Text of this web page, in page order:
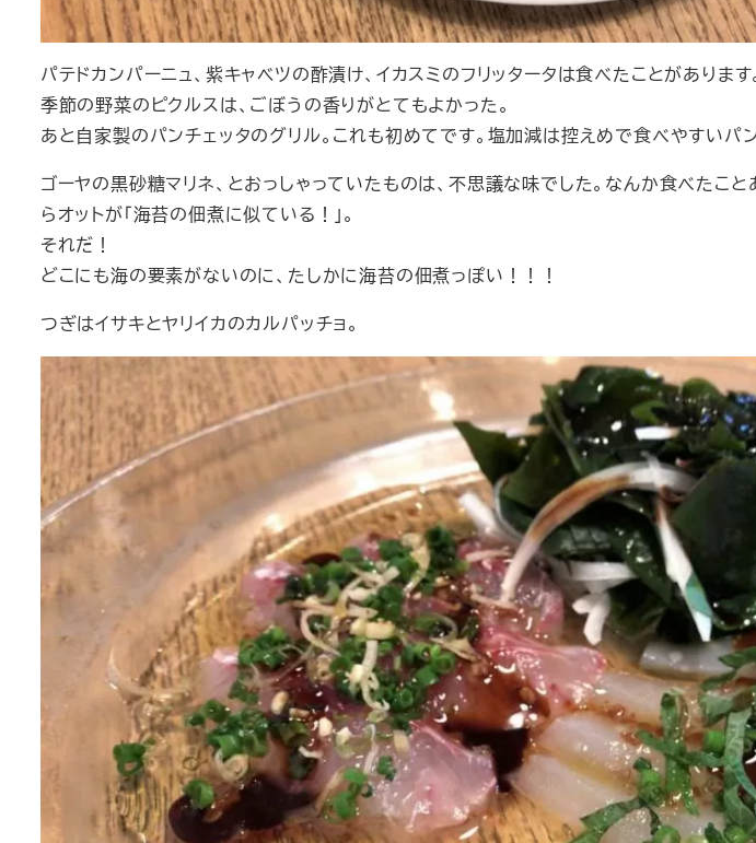
パテドカンパーニュ、紫キャベツの酢漬け、イカスミのフリッタータは食べたことがあります
季節の野菜のピクルスは、ごぼうの香りがとてもよかった。
あと自家製のパンチェッタのグリル。これも初めてです。塩加減は控えめで食べやすいパン
ゴーヤの黒砂糖マリネ、とおっしゃっていたものは、不思議な味でした。なんか食べた
らオットが「海苔の佃煮に似ている！」。
それだ！
どこにも海の要素がないのに、たしかに海苔の佃煮っぽい！！！
つぎはイサキとヤリイカのカルパッチョ。